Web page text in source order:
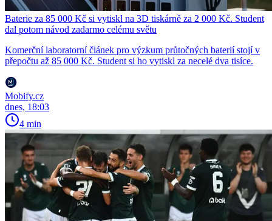
Baterie za 85 000 Kč si vytiskl na 3D tiskárně za 2 000 Kč. Student
dal potom návod zadarmo celému světu
Komerční laboratorní článek pro výzkum průtočných baterií stojí v
přepočtu až 85 000 Kč. Student si ho vytiskl za necelé dva tisíce.
Mobify.cz
dnes, 18:03
4 min